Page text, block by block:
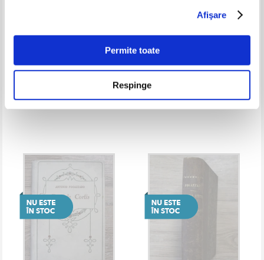
Afişare
Permite toate
Respinge
Rene Bazin, Antonio Fogazzaro,